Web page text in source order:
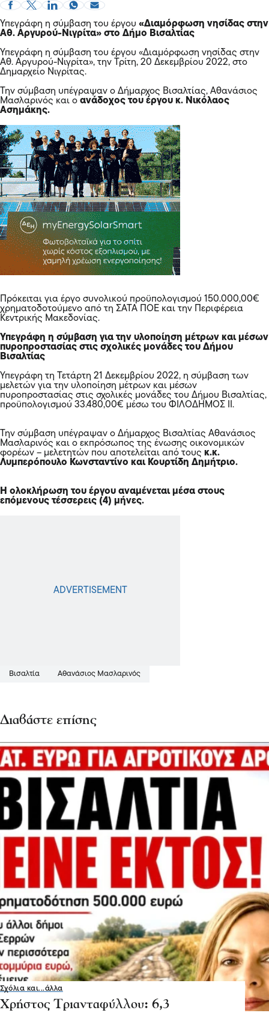
Υπεγράφη η σύμβαση του έργου «Διαμόρφωση νησίδας στην
Αθ. Αργυρού-Νιγρίτα» στο Δήμο Βισαλτίας
Υπεγράφη η σύμβαση του έργου «Διαμόρφωση νησίδας στην
Αθ. Αργυρού-Νιγρίτα», την Τρίτη, 20 Δεκεμβρίου 2022, στο
Δημαρχείο Νιγρίτας.
Την σύμβαση υπέγραψαν ο Δήμαρχος Βισαλτίας, Αθανάσιος
Μασλαρινός και ο ανάδοχος του έργου κ. Νικόλαος
Ασημάκης.
Πρόκειται για έργο συνολικού προϋπολογισμού 150.000,00€
χρηματοδοτούμενο από τη ΣΑΤΑ ΠΟΕ και την Περιφέρεια
Κεντρικής Μακεδονίας.
Υπεγράφη η σύμβαση για την υλοποίηση μέτρων και μέσων
πυροπροστασίας στις σχολικές μονάδες του Δήμου
Βισαλτίας
Υπεγράφη τη Τετάρτη 21 Δεκεμβρίου 2022, η σύμβαση των
μελετών για την υλοποίηση μέτρων και μέσων
πυροπροστασίας στις σχολικές μονάδες του Δήμου Βισαλτίας,
προϋπολογισμού 33.480,00€ μέσω του ΦΙΛΟΔΗΜΟΣ ΙΙ.
Την σύμβαση υπέγραψαν ο Δήμαρχος Βισαλτίας Αθανάσιος
Μασλαρινός και ο εκπρόσωπος της ένωσης οικονομικών
φορέων – μελετητών που αποτελείται από τους κ.κ.
Λυμπερόπουλο Κωνσταντίνο και Κουρτίδη Δημήτριο.
Η ολοκλήρωση του έργου αναμένεται μέσα στους
επόμενους τέσσερεις (4) μήνες.
Βισαλτία Αθανάσιος Μασλαρινός
Διαβάστε επίσης
Σχόλια και...άλλα
Χρήστος Τριανταφύλλου: 6,3